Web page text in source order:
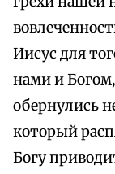
Иисус для
нами и
обернулись
который
Богу